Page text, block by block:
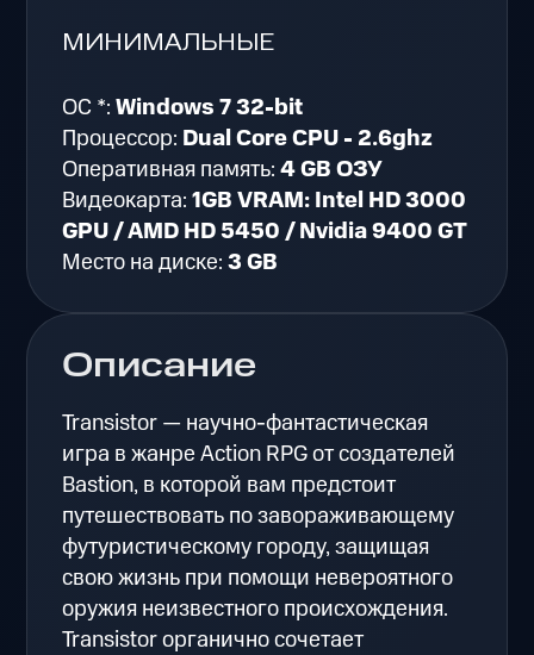
Описание
Transistor — научно-фантастическая
игра в жанре Action RPG от создателей
Bastion, в которой вам предстоит
путешествовать по завораживающему
футуристическому городу, защищая
свою жизнь при помощи невероятного
оружия неизвестного происхождения.
Transistor органично сочетает
МИНИМАЛЬНЫЕ
ОС *:Windows 7 32-bit
Процессор: Dual Core CPU - 2.6ghz
Оперативная память:4 GB ОЗУ
Видеокарта:1GB VRAM: Intel HD 3000
GPU / AMD HD 5450 / Nvidia 9400 GT
Место на диске:3 GB